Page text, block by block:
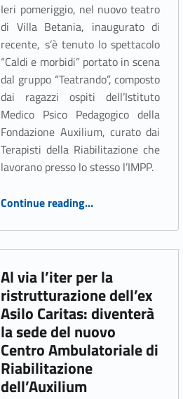
Ieri pomeriggio, nel nuovo teatro
di Villa Betania, inaugurato di
recente, s’è tenuto lo spettacolo
“Caldi e morbidi” portato in scena
dal gruppo “Teatrando”, composto
dai ragazzi ospiti dell’Istituto
Medico Psico Pedagogico della
Fondazione Auxilium, curato dai
Terapisti della Riabilitazione che
lavorano presso lo stesso l’IMPP.
Continue reading“I ragazzi di Villa Betania portano in scena «I Caldi e Morbidi»”
…
Al via l’iter per la
ristrutturazione dell’ex
Asilo Caritas: diventerà
la sede del nuovo
Centro Ambulatoriale di
Riabilitazione
dell’Auxilium